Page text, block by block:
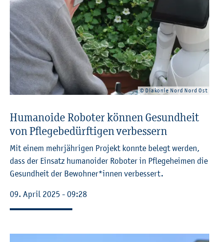
© Dia­ko­nie Nord Nord Ost
Hu­ma­noi­de Ro­bo­ter kön­nen Ge­sund­heit
von Pfle­ge­be­dürf­ti­gen ver­bes­sern
Mit einem mehr­jäh­ri­gen Pro­jekt konn­te be­legt wer­den,
dass der Ein­satz hu­ma­noi­der Ro­bo­ter in Pfle­ge­hei­men die
Ge­sund­heit der Be­woh­ner*innen ver­bes­sert.
09. April 2025 - 09:28